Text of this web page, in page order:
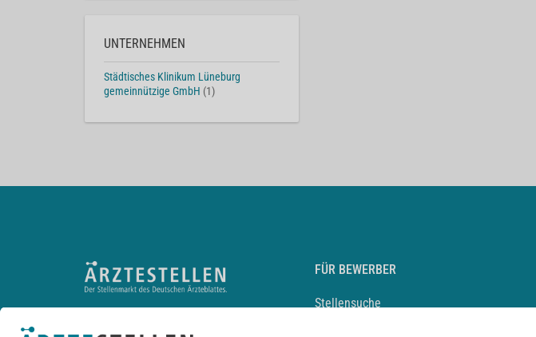
UNTERNEHMEN
Städtisches Klinikum Lüneburg
gemeinnützige GmbH (1)
FÜR BEWERBER
Stellensuche